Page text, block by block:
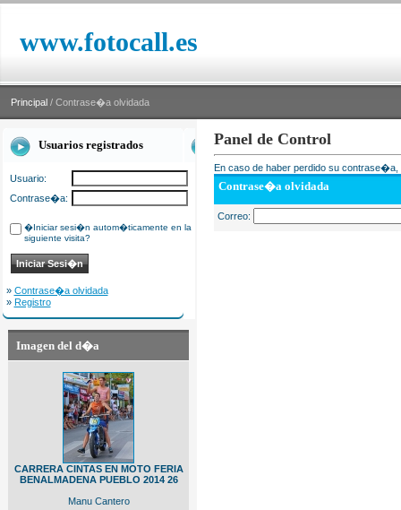
www.fotocall.es
Principal / Contrase�a olvidada
Usuarios registrados
Usuario:
Contrase�a:
�Iniciar sesi�n autom�ticamente en la
siguiente visita?
» Contrase�a olvidada
» Registro
Imagen del d�a
CARRERA CINTAS EN MOTO FERIA
BENALMADENA PUEBLO 2014 26
Manu Cantero
Panel de Control
En caso de haber perdido su
Contrase�a olvidada
Correo: